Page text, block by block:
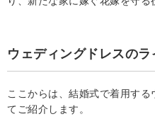
ウェディングドレスの
ここからは、結婚式で着用す
てご紹介します。